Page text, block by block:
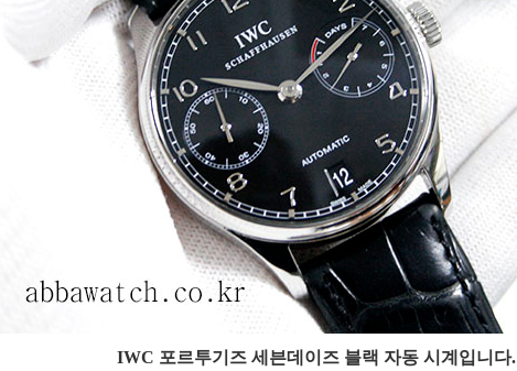
IWC 포르투기즈 세븐데이즈 블랙 자동 시계입니다.